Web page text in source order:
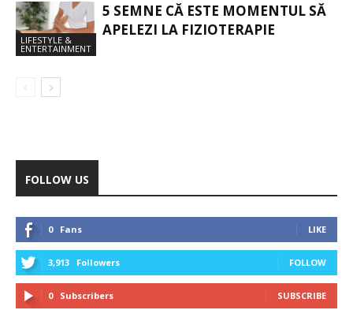
LIFESTYLE &
ENTERTAINMENT
5 SEMNE CĂ ESTE MOMENTUL SĂ
APELEZI LA FIZIOTERAPIE
FOLLOW US
0 Fans LIKE
3,913 Followers FOLLOW
0 Subscribers SUBSCRIBE